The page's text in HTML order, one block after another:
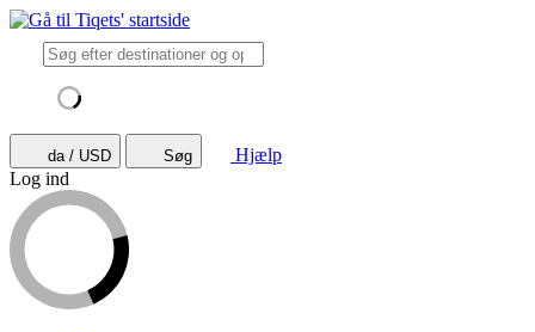
da / USD Søg
Hjælp
Log ind